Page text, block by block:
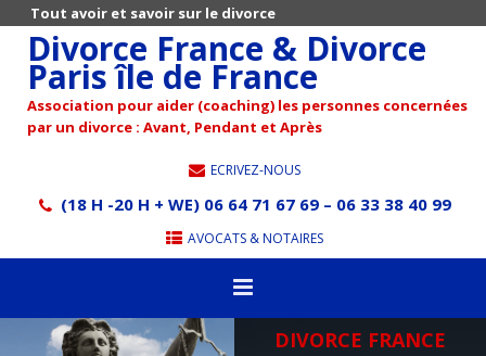
Tout avoir et savoir sur le divorce
Divorce France & Divorce
Paris île de France
Association pour aider (coaching) les personnes concernées
par un divorce : Avant, Pendant et Après
ECRIVEZ-NOUS
(18 H -20 H + WE) 06 64 71 67 69 – 06 33 38 40 99
AVOCATS & NOTAIRES
DIVORCE FRANCE